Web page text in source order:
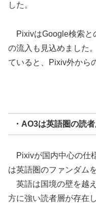
した。
PixivはGoogle検索と
の流入も見込めました
ていると、Pixiv外から
・AO3は英語圏の読
Pixivが国内中心の仕
は英語圏のファンダム
英語は国境の壁を越
方に強い読者層が存在し